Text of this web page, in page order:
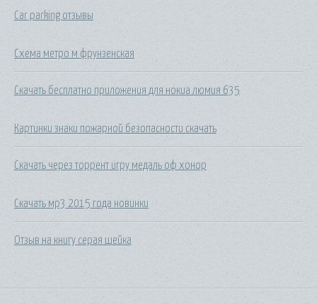
Car parking отзывы
Схема метро м фрунзенская
Скачать бесплатно приложения для нокиа люмия 635
Картинки знаки пожарной безопасности скачать
Скачать через торрент игру медаль оф хонор
Скачать мр3 2015 года новинки
Отзыв на книгу серая шейка